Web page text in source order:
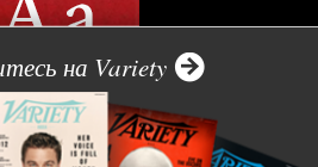
на Variety